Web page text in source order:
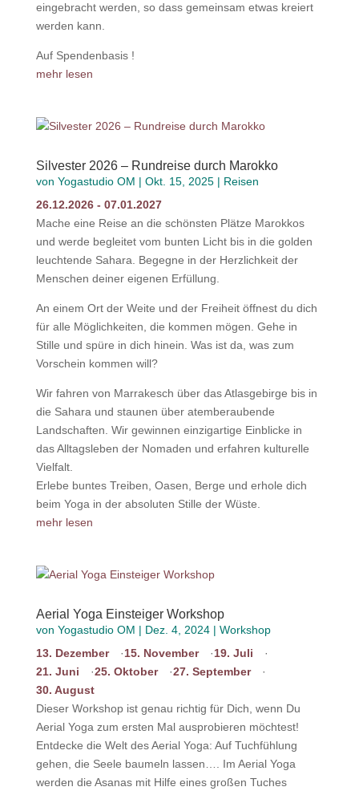
eingebracht werden, so dass gemeinsam etwas kreiert
werden kann.
Auf Spendenbasis !
mehr lesen
Silvester 2026 – Rundreise durch Marokko
von Yogastudio OM | Okt. 15, 2025| Reisen
26.12.2026 - 07.01.2027
Mache eine Reise an die schönsten Plätze Marokkos
und werde begleitet vom bunten Licht bis in die golden
leuchtende Sahara. Begegne in der Herzlichkeit der
Menschen deiner eigenen Erfüllung.
An einem Ort der Weite und der Freiheit öffnest du dich
für alle Möglichkeiten, die kommen mögen. Gehe in
Stille und spüre in dich hinein. Was ist da, was zum
Vorschein kommen will?
Wir fahren von Marrakesch über das Atlasgebirge bis in
die Sahara und staunen über atemberaubende
Landschaften. Wir gewinnen einzigartige Einblicke in
das Alltagsleben der Nomaden und erfahren kulturelle
Vielfalt.
Erlebe buntes Treiben, Oasen, Berge und erhole dich
beim Yoga in der absoluten Stille der Wüste.
mehr lesen
Aerial Yoga Einsteiger Workshop
von Yogastudio OM | Dez. 4, 2024| Workshop
13. Dezember
15. November
19. Juli
21. Juni
25. Oktober
27. September
30. August
Dieser Workshop ist genau richtig für Dich, wenn Du
Aerial Yoga zum ersten Mal ausprobieren möchtest!
Entdecke die Welt des Aerial Yoga: Auf Tuchfühlung
gehen, die Seele baumeln lassen…. Im Aerial Yoga
werden die Asanas mit Hilfe eines großen Tuches